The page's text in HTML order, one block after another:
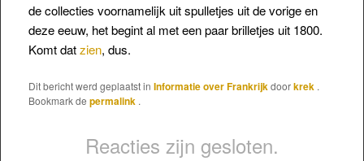
de collecties voornamelijk uit spulletjes uit de vorige en
deze eeuw, het begint al met een paar brilletjes uit 1800.
Komt datzien, dus.
Dit bericht werd geplaatst in Informatie over Frankrijkdoorkrek .
Bookmark de permalink .
Reacties zijn gesloten.